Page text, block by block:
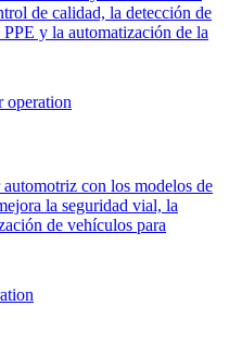
de calidad, la detección de
y la automatización de la
con los modelos de
la seguridad vial, la
de vehículos para